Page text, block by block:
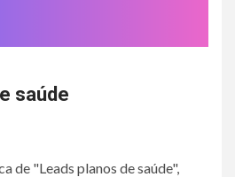
saúde
de "Leads planos de saúde",